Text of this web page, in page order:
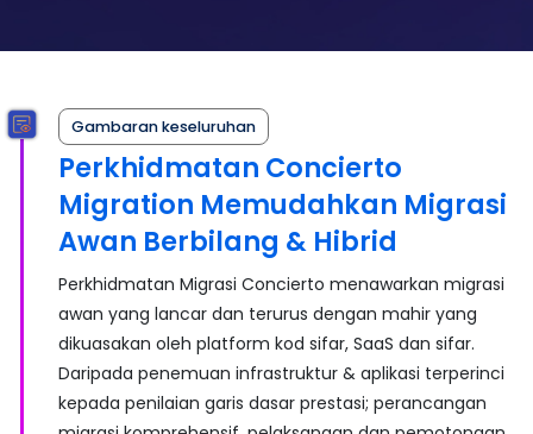
Gambaran keseluruhan
Perkhidmatan Concierto
Migration Memudahkan Migrasi
Awan Berbilang & Hibrid
Perkhidmatan Migrasi Concierto menawarkan migrasi
awan yang lancar dan terurus dengan mahir yang
dikuasakan oleh platform kod sifar, SaaS dan sifar.
Daripada penemuan infrastruktur & aplikasi terperinci
kepada penilaian garis dasar prestasi; perancangan